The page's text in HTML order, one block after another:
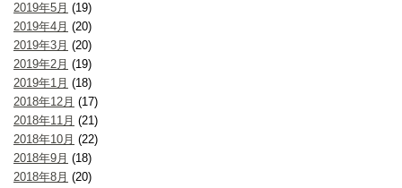
2019年5月 (19)
2019年4月 (20)
2019年3月 (20)
2019年2月 (19)
2019年1月 (18)
2018年12月 (17)
2018年11月 (21)
2018年10月 (22)
2018年9月 (18)
2018年8月 (20)